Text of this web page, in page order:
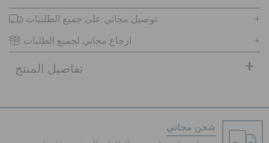
تسجيل الدخول / اشتراك
حالة الطلبية
توصيل مجاني على جميع الطلبيات.
ارجاع مجاني لجميع الطلبات
تفاصيل المنتج
شحن مجاني